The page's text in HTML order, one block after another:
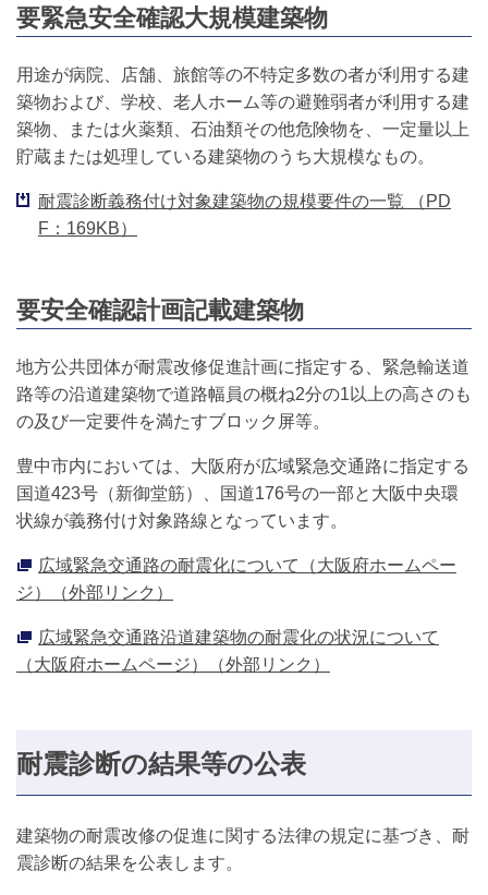
要緊急安全確認大規模建築物
用途が病院、店舗、旅館等の不特定多数の者が利用する建
築物および、学校、老人ホーム等の避難弱者が利用する建
築物、または火薬類、石油類その他危険物を、一定量以上
貯蔵または処理している建築物のうち大規模なもの。
耐震診断義務付け対象建築物の規模要件の一覧 （PD
F：169KB）
要安全確認計画記載建築物
地方公共団体が耐震改修促進計画に指定する、緊急輸送道
路等の沿道建築物で道路幅員の概ね2分の1以上の高さのも
の及び一定要件を満たすブロック屏等。
豊中市内においては、大阪府が広域緊急交通路に指定する
国道423号（新御堂筋）、国道176号の一部と大阪中央環
状線が義務付け対象路線となっています。
広域緊急交通路の耐震化について（大阪府ホームペー
ジ）（外部リンク）
広域緊急交通路沿道建築物の耐震化の状況について
（大阪府ホームページ）（外部リンク）
耐震診断の結果等の公表
建築物の耐震改修の促進に関する法律の規定に基づき、耐
震診断の結果を公表します。